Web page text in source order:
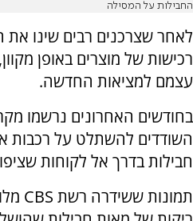
החבילות על המסילה
לאחר שצרכנים רבים שינו
רכישות של מוצרים באופן
עצמם למציאות החדשה.
בחודשים האחרונים נרשמו
השודדים להשתלט על רכבות
חבילות בדרך אל לקוחות שציפו
תמונות ששידרה רשת CBS